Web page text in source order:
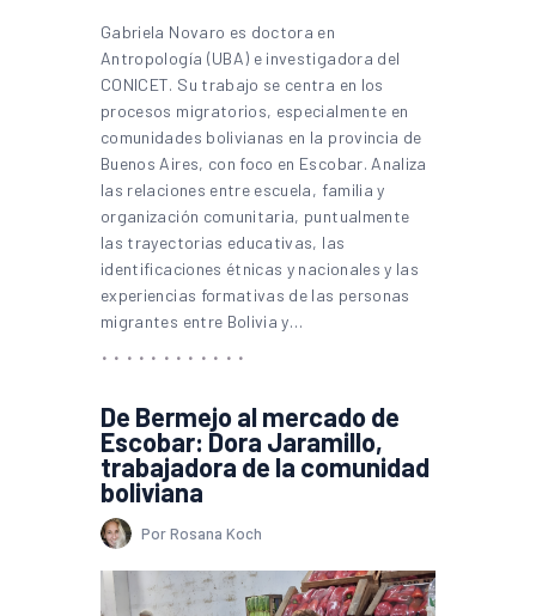
Gabriela Novaro es doctora en
Antropología (UBA) e investigadora del
CONICET. Su trabajo se centra en los
procesos migratorios, especialmente en
comunidades bolivianas en la provincia de
Buenos Aires, con foco en Escobar. Analiza
las relaciones entre escuela, familia y
organización comunitaria, puntualmente
las trayectorias educativas, las
identificaciones étnicas y nacionales y las
experiencias formativas de las personas
migrantes entre Bolivia y…
De Bermejo al mercado de
Escobar: Dora Jaramillo,
trabajadora de la comunidad
boliviana
Por Rosana Koch